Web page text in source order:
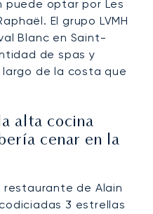
puede optar por Les
El grupo LVMH
Blanc en Saint-
de spas y
de la costa que
alta cocina
cenar en la
restaurante de Alain
3 estrellas